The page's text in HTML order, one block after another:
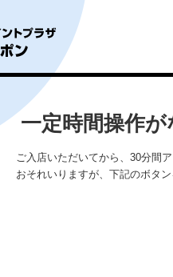
一定時間操作
ご入店いただいてから、30分間
おそれいりますが、下記のボタ